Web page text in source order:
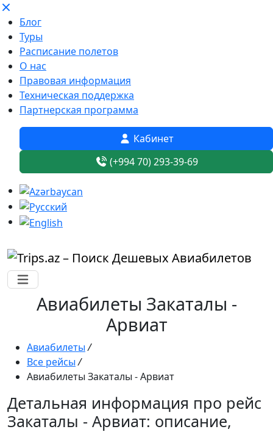
Блог
Туры
Расписание полетов
О нас
Правовая информация
Техническая поддержка
Партнерская программа
Кабинет
(+994 70) 293-39-69
Авиабилеты Закаталы -
Арвиат
Авиабилеты /
Все рейсы /
Авиабилеты Закаталы - Арвиат
Детальная информация про рейс
Закаталы - Арвиат: описание,